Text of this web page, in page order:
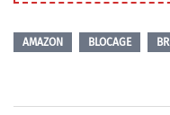
AMAZON BLOCAGE